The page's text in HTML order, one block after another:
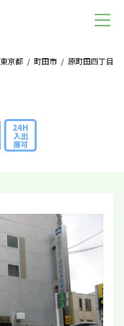
東京都 / 町田市 / 原町田四丁目
24H
入出
庫可